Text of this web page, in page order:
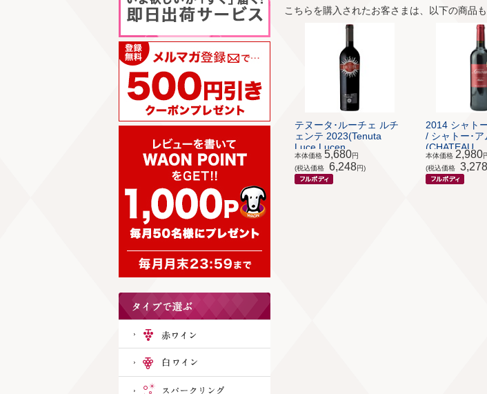
こちらを購入されたお客さまは、以下の商品
テヌータ･ルーチェ ルチ
ェンテ 2023(Tenuta
Luce Lucen...
本体価格 5,680円
(税込価格
6,248円)
2014 シャト
/ シャトー･ア
(CHATEAU...
本体価格 2,980
(税込価格
3,278